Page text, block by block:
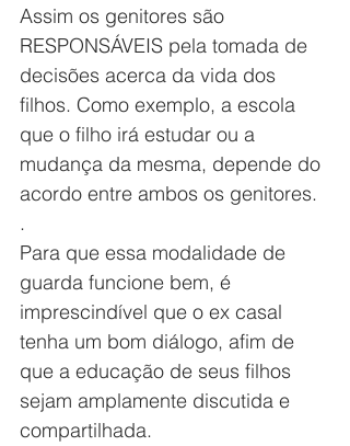
Assim os genitores são
RESPONSÁVEIS pela tomada de
decisões acerca da vida dos
filhos. Como exemplo, a escola
que o filho irá estudar ou a
mudança da mesma, depende do
acordo entre ambos os genitores.
.
Para que essa modalidade de
guarda funcione bem, é
imprescindível que o ex casal
tenha um bom diálogo, afim de
que a educação de seus filhos
sejam amplamente discutida e
compartilhada.